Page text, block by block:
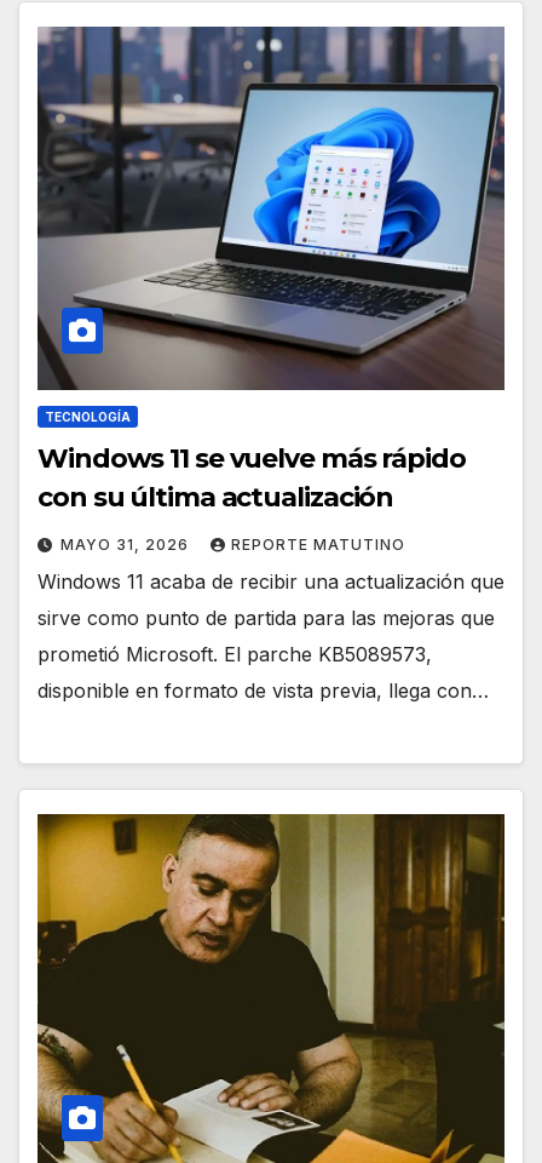
TECNOLOGÍA
Windows 11 se vuelve más rápido
con su última actualización
MAYO 31, 2026 REPORTE MATUTINO
Windows 11 acaba de recibir una actualización que
sirve como punto de partida para las mejoras que
prometió Microsoft. El parche KB5089573,
disponible en formato de vista previa, llega con…